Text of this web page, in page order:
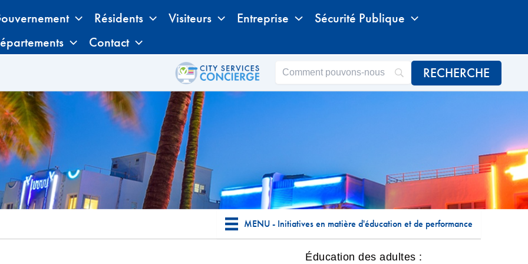
Résidents Visiteurs Entreprise
Sécurité Publique
Contact
MENU - Initiatives en matière d'éducation et de performance
Éducation des adultes :